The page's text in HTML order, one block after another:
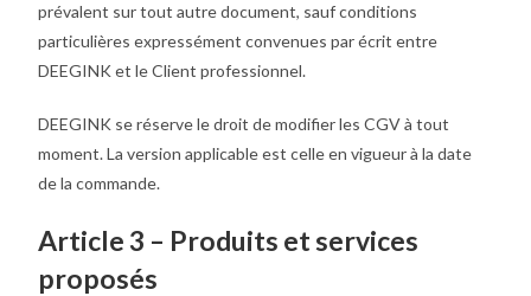
prévalent sur tout autre document, sauf conditions
particulières expressément convenues par écrit entre
DEEGINK et le Client professionnel.
DEEGINK se réserve le droit de modifier les CGV à tout
moment. La version applicable est celle en vigueur à la date
de la commande.
Article 3 – Produits et services
proposés